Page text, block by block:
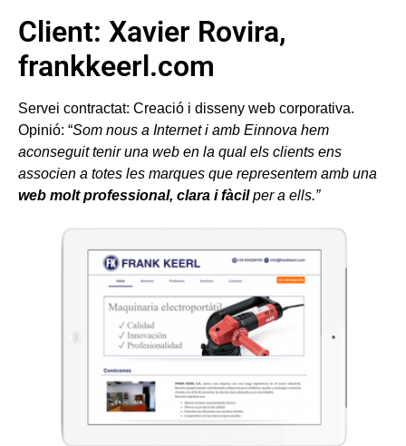
Client: Xavier Rovira,
frankkeerl.com
Servei contractat: Creació i disseny web corporativa.
Opinió: “Som nous a Internet i amb Einnova hem
aconseguit tenir una web en la qual els clients ens
associen a totes les marques que representem amb una
web molt professional, clara i fàcilper a ells.”